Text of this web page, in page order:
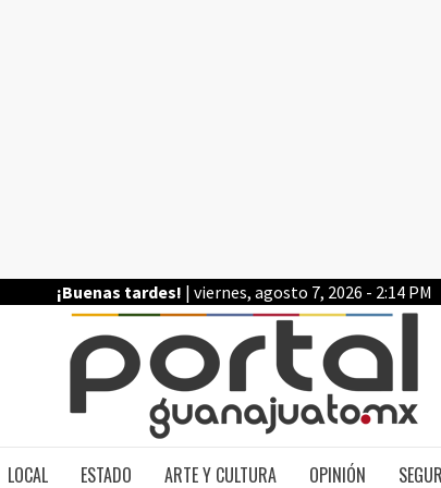
¡Buenas tardes! | viernes, agosto 7, 2026 - 2:14 PM
LOCAL ESTADO ARTE Y CULTURA OPINIÓN